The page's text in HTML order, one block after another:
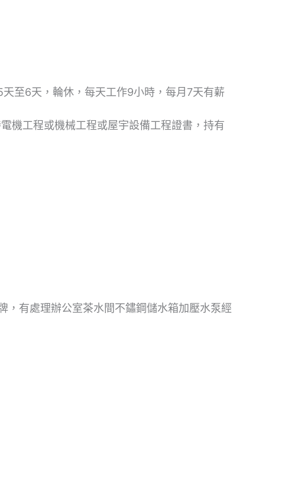
至6天，輪休，每天工作9小時，每月7天有薪
機工程或機械工程或屋宇設備工程證書，持有
，有處理辦公室茶水間不鏽鋼儲水箱加壓水泵經